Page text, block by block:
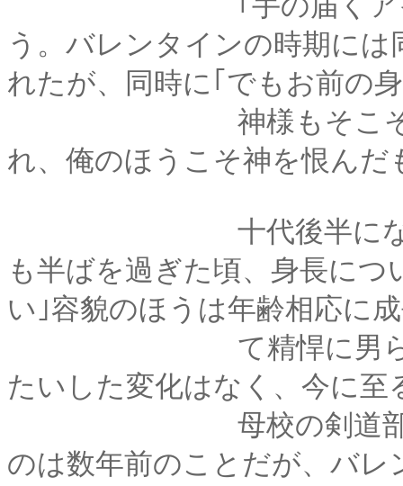
う。バレンタインの時期に
れたが、同時に｢でもお前の
神様もそこそこ公平
れ、俺のほうこそ神を恨んだ
十代後半になっても
も半ばを過ぎた頃、身長に
い｣容貌のほうは年齢相応に
て精悍に男らしく
たいした変化はなく、今に至
母校の剣道部でコー
のは数年前のことだが、バ